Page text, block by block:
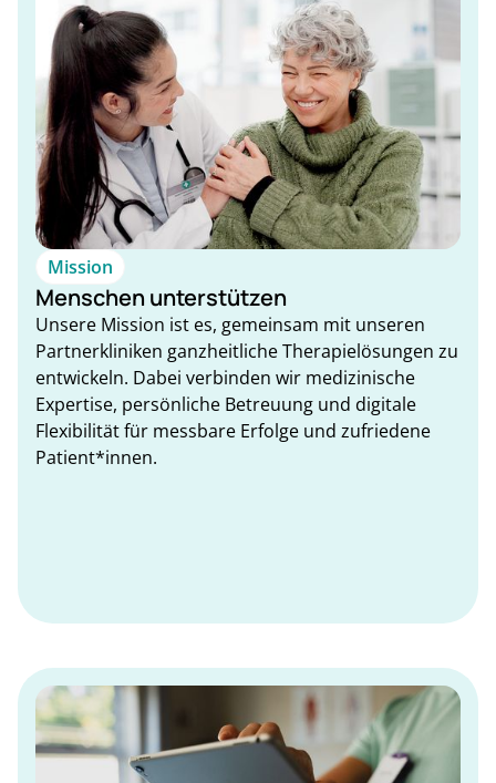
Mission
Menschen unterstützen
Unsere Mission ist es, gemeinsam mit unseren
Partnerkliniken ganzheitliche Therapielösungen zu
entwickeln. Dabei verbinden wir medizinische
Expertise, persönliche Betreuung und digitale
Flexibilität für messbare Erfolge und zufriedene
Patient*innen.